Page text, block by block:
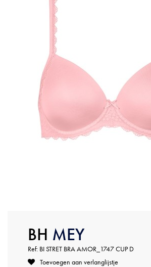
BH MEY
Ref: BI STRET BRA AMOR_1747 CUP D
Toevoegen aan verlanglijstje